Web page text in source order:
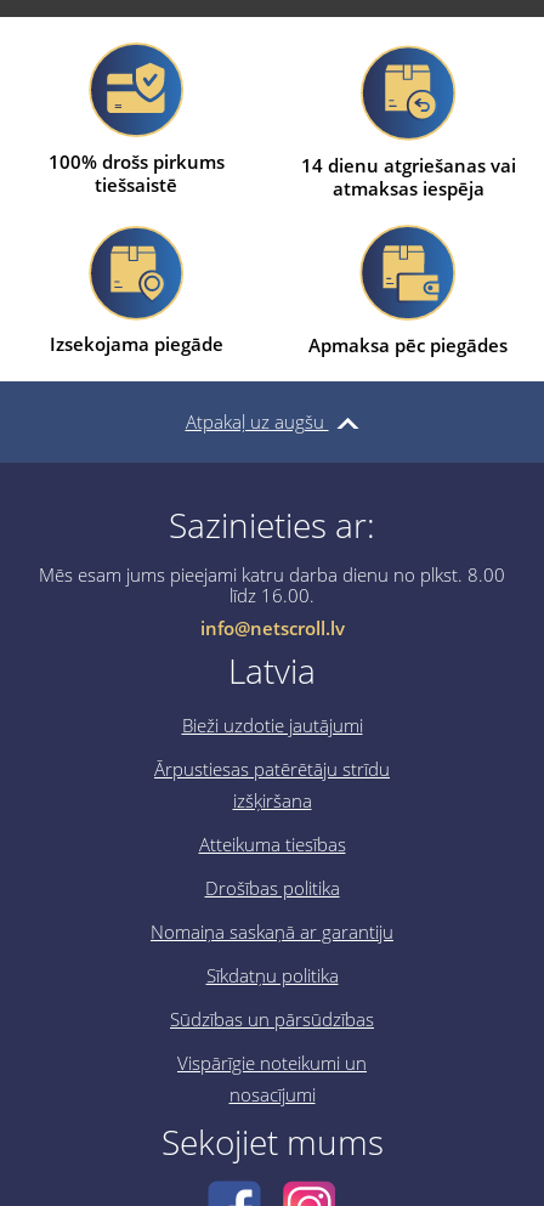
100% drošs pirkums
tiešsaistē
14 dienu atgriešanas vai
atmaksas iespēja
Izsekojama piegāde Apmaksa pēc piegādes
Atpakaļ uz augšu
Sazinieties ar:
Mēs esam jums pieejami katru darba dienu no plkst. 8.00
līdz 16.00.
info@netscroll.lv
Latvia
Bieži uzdotie jautājumi
Ārpustiesas patērētāju strīdu
izšķiršana
Atteikuma tiesības
Drošības politika
Nomaiņa saskaņā ar garantiju
Sīkdatņu politika
Sūdzības un pārsūdzības
Vispārīgie noteikumi un
nosacījumi
Sekojiet mums